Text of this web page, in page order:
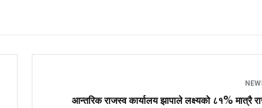
आन्तरिक राजस्व कार्यालय झापाले लक्ष्यको ८१% मात्रै